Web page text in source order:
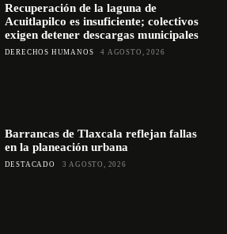
Recuperación de la laguna de
Acuitlapilco es insuficiente; colectivos
exigen detener descargas municipales
DERECHOS HUMANOS 4 AGOSTO, 2026
Barrancas de Tlaxcala reflejan fallas
en la planeación urbana
DESTACADO 3 AGOSTO, 2026